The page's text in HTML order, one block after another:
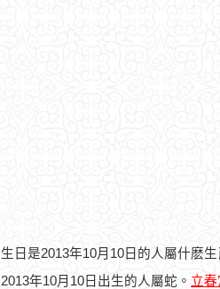
生日是2013年10月10日的人屬什麽生
2013年10月10日出生的人屬蛇。 立春